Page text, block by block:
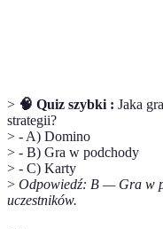
> 🧠 Quiz szybki : Jaka
strategii?
> - A) Domino
> - B) Gra w podchody
> - C) Karty
> Odpowiedź: B — Gra w
uczestników.